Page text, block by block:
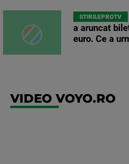
STIRILEPROTV
a aruncat
euro. Ce a
VIDEO VOYO.RO